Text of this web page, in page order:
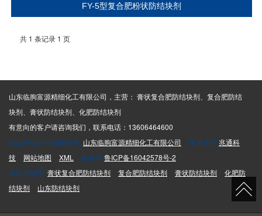
FY-5型复合肥粉状防结块剂
共 1 条记录 1 页
山东临朐富源精细化工有限公司，主营： 膏状复合肥防结块剂、复合肥防结
块剂、膏状防结块剂、化肥防结块剂
有意向的客户请咨询我们，联系电话：13606464600
CopyRight © 版权所有: 山东临朐富源精细化工有限公司 技术支持:兆通科
技
网站地图 XML 备案号:鲁ICP备16042578号-2
本站关键字:膏状复合肥防结块剂 复合肥防结块剂 膏状防结块剂
化肥防
结块剂
山东防结块剂